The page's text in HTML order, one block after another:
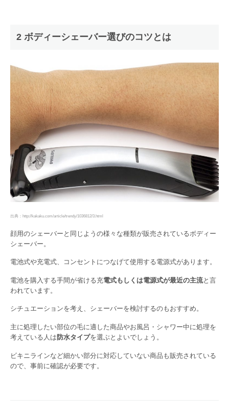
2 ボディーシェーバー選びのコツとは
出典：http://kakaku.com/article/trendy/1036812/3.html
顔用のシェーバーと同じようの様々な種類が販売されているボディー
シェーバー。
電池式や充電式、コンセントにつなげて使用する電源式があります。
電池を購入する手間が省ける充電式もしくは電源式が最近の主流と言
われています。
シチュエーションを考え、シェーバーを検討するのもおすすめ。
主に処理したい部位の毛に適した商品やお風呂・シャワー中に処理を
考えている人は 防水タイプを選ぶとよいでしょう。
ビキニラインなど細かい部分に対応していない商品も販売されている
ので、事前に確認が必要です。